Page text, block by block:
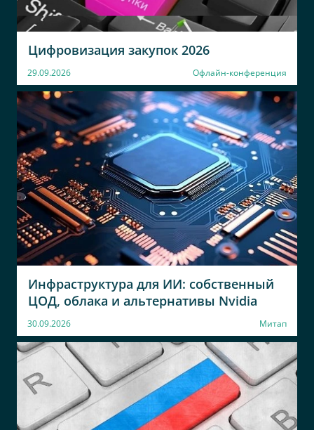
Цифровизация закупок 2026
29.09.2026 Офлайн-конференция
Инфраструктура для ИИ: собственный
ЦОД, облака и альтернативы Nvidia
30.09.2026 Митап